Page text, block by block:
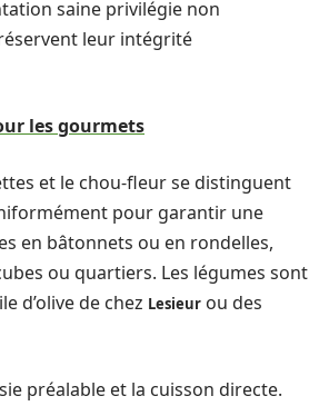
saine privilégie non
leur intégrité
les gourmets
et le chou-fleur se distinguent
pour garantir une
en bâtonnets ou en rondelles,
ou quartiers. Les légumes sont
d’olive de chez Lesieur ou des
préalable et la cuisson directe.